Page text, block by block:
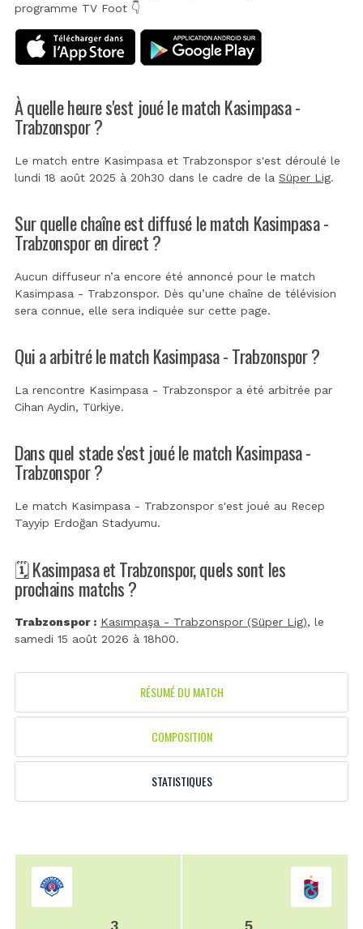
programme TV Foot 👇
À quelle heure s'est joué le match Kasimpasa -
Trabzonspor ?
Le match entre Kasimpasa et Trabzonspor s'est déroulé le
lundi 18 août 2025 à 20h30 dans le cadre de la Süper Lig.
Sur quelle chaîne est diffusé le match Kasimpasa -
Trabzonspor en direct ?
Aucun diffuseur n’a encore été annoncé pour le match
Kasimpasa - Trabzonspor. Dès qu’une chaîne de télévision
sera connue, elle sera indiquée sur cette page.
Qui a arbitré le match Kasimpasa - Trabzonspor ?
La rencontre Kasimpasa - Trabzonspor a été arbitrée par
Cihan Aydin, Türkiye.
Dans quel stade s'est joué le match Kasimpasa -
Trabzonspor ?
Le match Kasimpasa - Trabzonspor s'est joué au Recep
Tayyip Erdoğan Stadyumu.
🗓️ Kasimpasa et Trabzonspor, quels sont les
prochains matchs ?
Trabzonspor : Kasımpaşa - Trabzonspor (Süper Lig), le
samedi 15 août 2026 à 18h00.
RÉSUMÉ DU MATCH
COMPOSITION
STATISTIQUES